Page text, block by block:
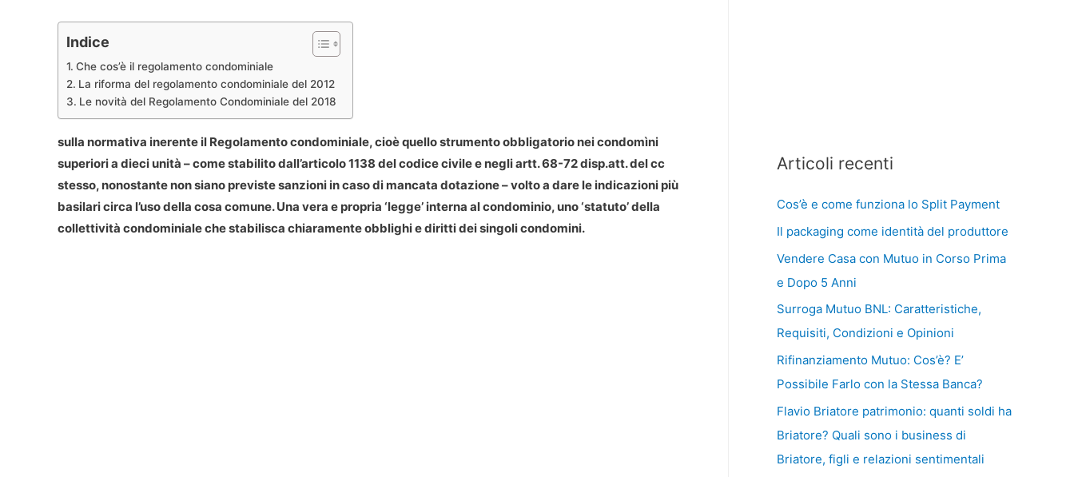
Indice
Che cos’è il regolamento condominiale
La riforma del regolamento condominiale del 2012
Le novità del Regolamento Condominiale del 2018
sulla normativa inerente il Regolamento condominiale, cioè quello strumento obbligatorio nei condomìni
superiori a dieci unità – come stabilito dall’articolo 1138 del codice civile e negli artt. 68-72 disp.att. del cc
stesso, nonostante non siano previste sanzioni in caso di mancata dotazione – volto a dare le indicazioni più
basilari circa l’uso della cosa comune. Una vera e propria ‘legge’ interna al condominio, uno ‘statuto’ della
collettività condominiale che stabilisca chiaramente obblighi e diritti dei singoli condomini.
Articoli recenti
Cos’è e come funziona lo Split Payment
Il packaging come identità del produttore
Vendere Casa con Mutuo in Corso Prima
e Dopo 5 Anni
Surroga Mutuo BNL: Caratteristiche,
Requisiti, Condizioni e Opinioni
Rifinanziamento Mutuo: Cos’è? E’
Possibile Farlo con la Stessa Banca?
Flavio Briatore patrimonio: quanti soldi ha
Briatore? Quali sono i business di
Briatore, figli e relazioni sentimentali